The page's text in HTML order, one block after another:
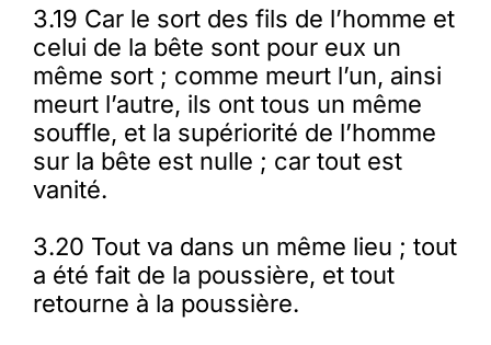
3.19 Car le sort des fils de l’homme et
celui de la bête sont pour eux un
même sort ; comme meurt l’un, ainsi
meurt l’autre, ils ont tous un même
souffle, et la supériorité de l’homme
sur la bête est nulle ; car tout est
vanité.
3.20 Tout va dans un même lieu ; tout
a été fait de la poussière, et tout
retourne à la poussière.